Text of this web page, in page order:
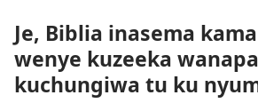
Je, Biblia inasema
wenye kuzeeka
kuchungiwa tu ku